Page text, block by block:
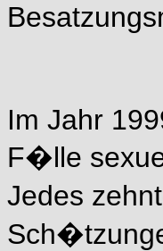
Im Jahr
F�lle
Jedes